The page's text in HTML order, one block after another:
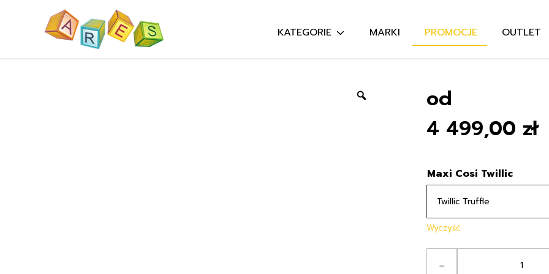
KATEGORIE MARKI PROMOCJE OUTLET
od
4 499,00 zł
Maxi Cosi Twillic
Wyczyść
-
Maxi